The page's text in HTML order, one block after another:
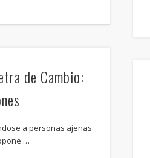
de Cambio:
a personas ajenas
…